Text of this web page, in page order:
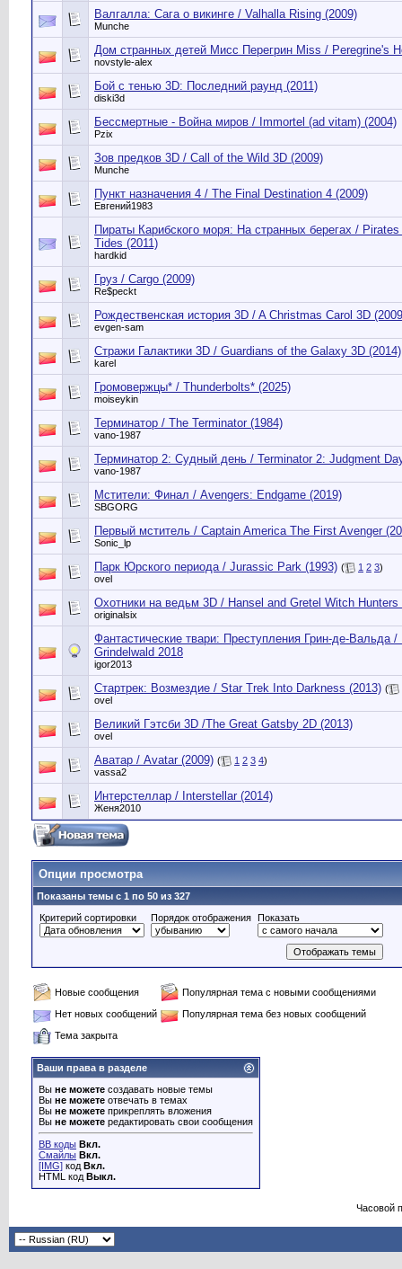
Валгалла: Сага о викинге / Valhalla Rising (2009)
Munche
Дом странных детей Мисс Перегрин Miss / Peregrine's
novstyle-alex
Бой с тенью 3D: Последний раунд (2011)
diski3d
Бессмертные - Война миров / Immortel (ad vitam) (2004)
Pzix
Зов предков 3D / Call of the Wild 3D (2009)
Munche
Пункт назначения 4 / The Final Destination 4 (2009)
Евгений1983
Пираты Карибского моря: На странных берегах /
Tides (2011)
hardkid
Груз / Cargo (2009)
Re$peckt
Рождественская история 3D / A Christmas Carol 3D
evgen-sam
Стражи Галактики 3D / Guardians of the Galaxy 3D (2014)
karel
Громовержцы* / Thunderbolts* (2025)
moiseykin
Терминатор / The Terminator (1984)
vano-1987
Терминатор 2: Судный день / Terminator 2: Judgment
vano-1987
Мстители: Финал / Avengers: Endgame (2019)
SBGORG
Первый мститель / Captain America The First Avenger
Sonic_lp
Пapк Юpcкoгo пepиoдa / Jurаssiс Раrk (1993) ( 1 2 3)
ovel
Охотники на ведьм 3D / Hansel and Gretel Witch Hunters
originalsix
Фантастические твари: Преступления Грин-де-Вальда
Grindelwald 2018
igor2013
Стартрек: Возмездие / Star Trek Into Darkness (2013) (
ovel
Великий Гэтсби 3D /The Great Gatsby 2D (2013)
ovel
Аватар / Avatar (2009) ( 1 2 3 4)
vassa2
Интерстеллар / Interstellar (2014)
Женя2010
Опции просмотра
Показаны темы с 1 по 50 из 327
Критерий сортировки
Порядок отображения Показать
Новые сообщения
Популярная тема с новыми сообщениями
Нет новых сообщений
Популярная тема без новых сообщений
Тема закрыта
Ваши права в разделе
Вы не можете создавать новые темы
Вы не можете отвечать в темах
Вы не можете прикреплять вложения
Вы не можете редактировать свои сообщения
BB коды Вкл.
Смайлы Вкл.
[IMG] код Вкл.
HTML код Выкл.
Часовой